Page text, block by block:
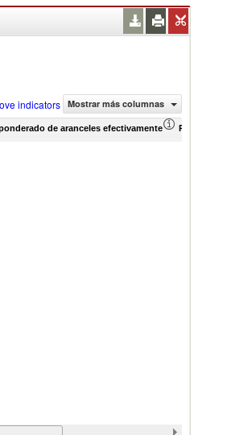
indicators Mostrar más columnas
de aranceles efectivamente aplicados (%)
Promedio